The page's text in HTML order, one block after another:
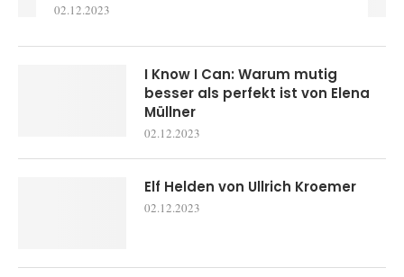
02.12.2023
I Know I Can: Warum mutig
besser als perfekt ist von Elena
Müllner
02.12.2023
Elf Helden von Ullrich Kroemer
02.12.2023